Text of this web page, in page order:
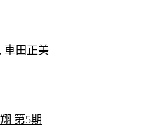
, 車田正美